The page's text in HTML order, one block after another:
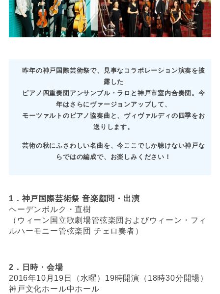
昨年の神戸国際芸術祭で、見事なコラボレーション演奏を披
露した
ピアノ四重奏団アンサンブル・ラロと神戸市室内合奏団。 今
年はさらにヴァージョンアップして、
モーツァルトのピアノ協奏曲と、ヴィヴァルディの四季をお
送りします。
芸術の秋にふさわしい名曲を、今ここでしか聴けない神戸な
らではの編成で、お楽しみください！
1．神戸国際芸術祭 音楽顧問・出演
ヘーデンボルク・直樹
（ウィーン国立歌劇場管弦楽団およびウィーン・フィ
ルハーモニー管弦楽団 チェロ奏者）
2．日時・会場
2016年10月19日（水曜）19時開演（18時30分開場）
神戸文化ホール中ホール